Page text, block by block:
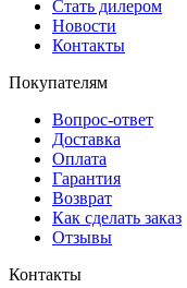
Стать дилером
Новости
Контакты
Покупателям
Вопрос-ответ
Доставка
Оплата
Гарантия
Возврат
Как сделать заказ
Отзывы
Контакты